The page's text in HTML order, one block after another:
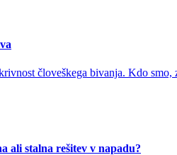
človeškega bivanja. Kdo
ali stalna rešitev v napadu?